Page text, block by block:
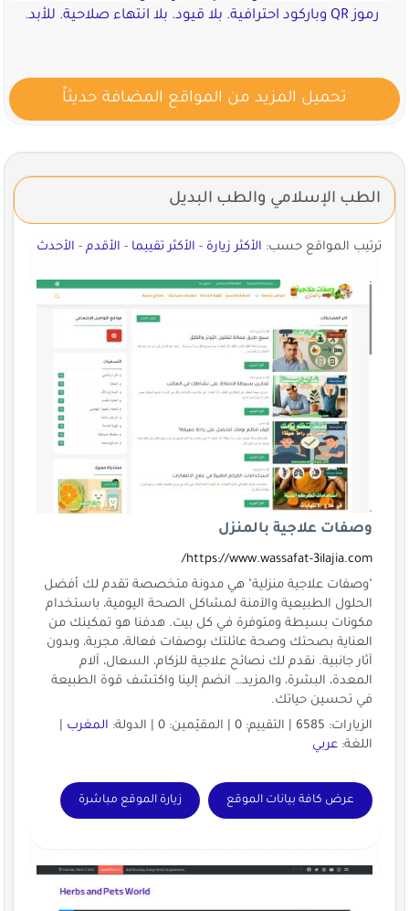
رموز QR وباركود احترافية. بلا قيود. بلا انتهاء صلاحية. للأبد.
تحميل المزيد من المواقع المضافة حديثاً
الطب الإسلامي والطب البديل
ترتيب المواقع حسب: الأكثر زيارة-الأكثر تقييما-الأقدم-الأحدث
وصفات علاجية بالمنزل
https://www.wassafat-3ilajia.com/
"وصفات علاجية منزلية" هي مدونة متخصصة تقدم لك أفضل
الحلول الطبيعية والآمنة لمشاكل الصحة اليومية، باستخدام
مكونات بسيطة ومتوفرة في كل بيت. هدفنا هو تمكينك من
العناية بصحتك وصحة عائلتك بوصفات فعالة، مجربة، وبدون
آثار جانبية. نقدم لك نصائح علاجية للزكام، السعال، آلام
المعدة، البشرة، والمزيد… انضم إلينا واكتشف قوة الطبيعة
في تحسين حياتك.
الزيارات: 6585 | التقييم: 0 | المقيّمين: 0 | الدولة:
المغرب|
اللغة: عربي
عرض كافة بيانات الموقع زيارة الموقع مباشرة